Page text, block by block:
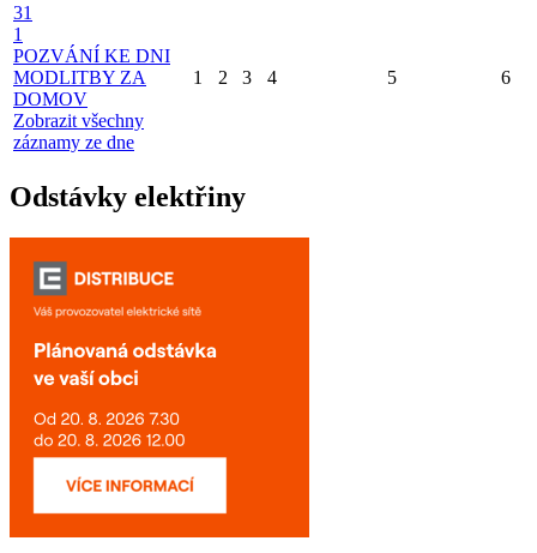
31
1
POZVÁNÍ KE DNI
MODLITBY ZA
DOMOV
Zobrazit všechny
záznamy ze dne
1 2 3 4 5 6
Odstávky elektřiny